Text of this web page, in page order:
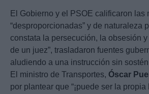
El Gobierno y el PSOE calificaron las
“desproporcionadas” y de naturaleza
constata la persecución, la obsesión
de un juez”, trasladaron fuentes
aludiendo a una instrucción sin
El ministro de Transportes, Óscar
por plantear que “¡puede ser la